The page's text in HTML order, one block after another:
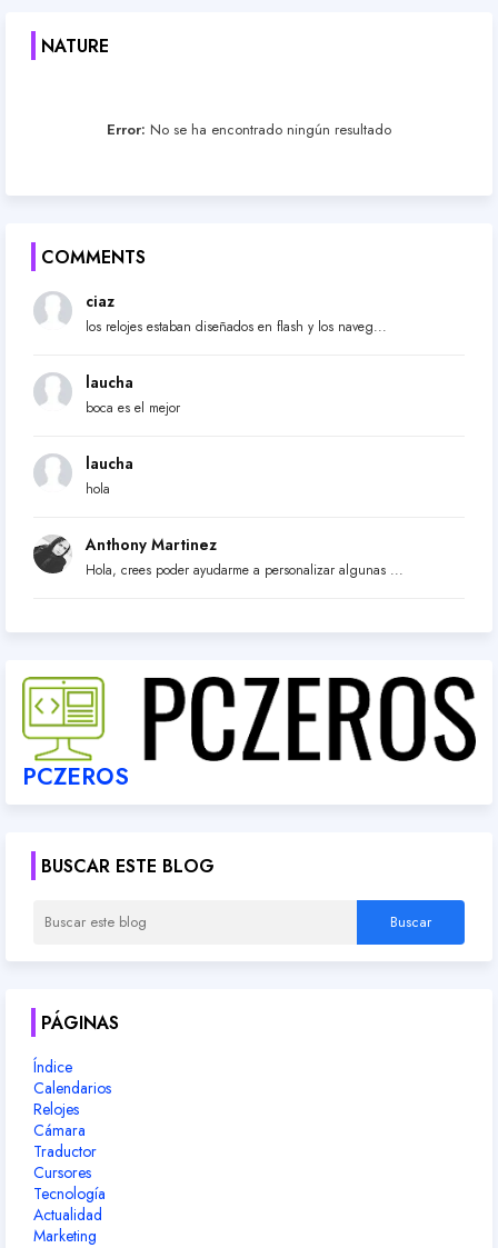
NATURE
Error: No se ha encontrado ningún resultado
COMMENTS
ciaz
los relojes estaban diseñados en flash y los naveg...
laucha
boca es el mejor
laucha
hola
Anthony Martinez
Hola, crees poder ayudarme a personalizar algunas ...
PCZEROS
BUSCAR ESTE BLOG
PÁGINAS
Índice
Calendarios
Relojes
Cámara
Traductor
Cursores
Tecnología
Actualidad
Marketing